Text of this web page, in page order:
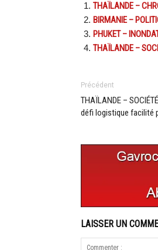
THAÏLANDE –
BIRMANIE –
PHUKET –
THAÏLANDE –
Précédent
THAÏLANDE –
défi logistique facilité
LAISSER UN